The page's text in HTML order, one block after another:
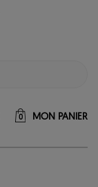
0 MON PANIER